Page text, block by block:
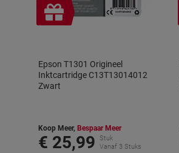
Geschenk
Epson T1301 Origineel
Inktcartridge C13T13014012
Zwart
Koop Meer, Bespaar Meer
€ 25,99
Stuk
Vanaf 3 Stuks